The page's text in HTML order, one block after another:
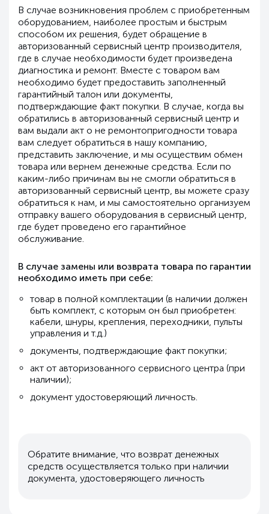
В случае возникновения проблем с приобретенным
оборудованием, наиболее простым и быстрым
способом их решения, будет обращение в
авторизованный сервисный центр производителя,
где в случае необходимости будет произведена
диагностика и ремонт. Вместе с товаром вам
необходимо будет предоставить заполненный
гарантийный талон или документы,
подтверждающие факт покупки. В случае, когда вы
обратились в авторизованный сервисный центр и
вам выдали акт о не ремонтопригодности товара
вам следует обратиться в нашу компанию,
представить заключение, и мы осуществим обмен
товара или вернем денежные средства. Если по
каким-либо причинам вы не смогли обратиться в
авторизованный сервисный центр, вы можете сразу
обратиться к нам, и мы самостоятельно организуем
отправку вашего оборудования в сервисный центр,
где будет проведено его гарантийное
обслуживание.
В случае замены или возврата товара по гарантии
необходимо иметь при себе:
товар в полной комплектации (в наличии должен
быть комплект, с которым он был приобретен:
кабели, шнуры, крепления, переходники, пульты
управления и т.д.)
документы, подтверждающие факт покупки;
акт от авторизованного сервисного центра (при
наличии);
документ удостоверяющий личность.
Обратите внимание, что возврат денежных
средств осуществляется только при наличии
документа, удостоверяющего личность